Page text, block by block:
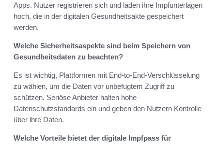
Apps. Nutzer registrieren sich und laden ihre Impfunterlagen
hoch, die in der digitalen Gesundheitsakte gespeichert
werden.
Welche Sicherheitsaspekte sind beim Speichern von
Gesundheitsdaten zu beachten?
Es ist wichtig, Plattformen mit End-to-End-Verschlüsselung
zu wählen, um die Daten vor unbefugtem Zugriff zu
schützen. Seriöse Anbieter halten hohe
Datenschutzstandards ein und geben den Nutzern Kontrolle
über ihre Daten.
Welche Vorteile bietet der digitale Impfpass für